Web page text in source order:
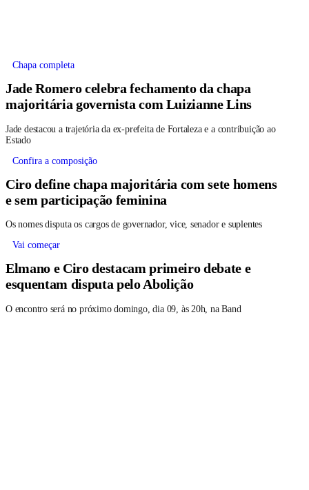
Chapa completa
Jade Romero celebra fechamento da chapa
majoritária governista com Luizianne Lins
Jade destacou a trajetória da ex-prefeita de Fortaleza e a contribuição ao
Estado
Confira a composição
Ciro define chapa majoritária com sete homens
e sem participação feminina
Os nomes disputa os cargos de governador, vice, senador e suplentes
Vai começar
Elmano e Ciro destacam primeiro debate e
esquentam disputa pelo Abolição
O encontro será no próximo domingo, dia 09, às 20h, na Band